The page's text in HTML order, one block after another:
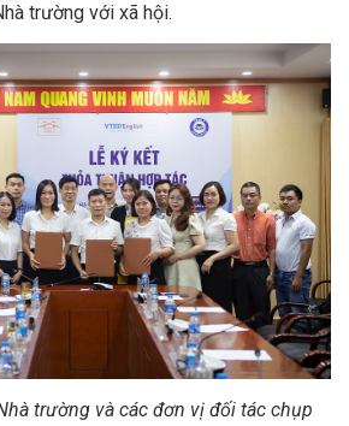
trường với xã hội.
trường và các đơn vị đối tác chụp